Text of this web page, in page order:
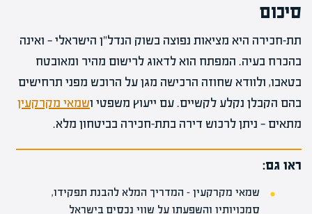
סיכום
תת-חכירה היא מציאות נפוצה בשוק הנדל"ן הישראלי — ואינה
בהכרח בעיה. המפתח הוא לדאוג לרישום מהיר ומאובטח
בטאבו, ולוודא שחוזה הרכישה מגן על הרוכש מפני תרחישים
בהם הקבלן נקלע לקשיים. עם ייעוץ משפטי ושמאי מקרקעין
מתאים — ניתן לרכוש דירה בתת-חכירה בביטחון מלא.
ראו גם:
שמאי מקרקעין – המדריך המלא להבנת תפקידו,
סמכויותיו והשפעתו על שווי נכסים בישראל